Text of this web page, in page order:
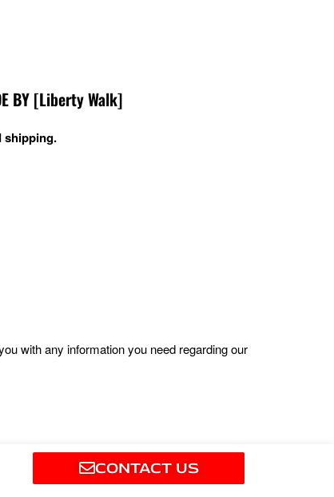
BY [Liberty Walk]
shipping.
with any information you need regarding our
CONTACT US